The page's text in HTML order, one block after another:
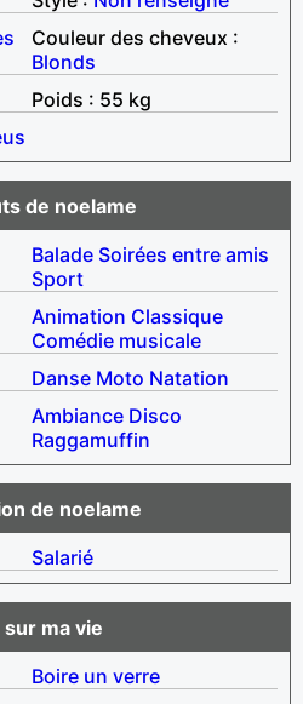
Couleur des cheveux :
Blonds
Poids : 55 kg
de noelame
Balade Soirées entre amis
Sport
Animation Classique
Comédie musicale
Danse Moto Natation
Ambiance Disco
Raggamuffin
de noelame
Salarié
sur ma vie
Boire un verre